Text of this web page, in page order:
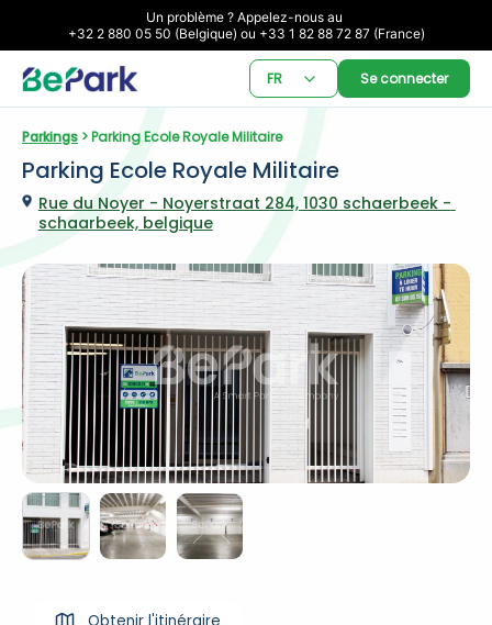
Un problème ? Appelez-nous au
+32 2 880 05 50 (Belgique) ou +33 1 82 88 72 87 (France)
FR Se connecter
Parkings > Parking Ecole Royale Militaire
Parking Ecole Royale Militaire
Rue du Noyer - Noyerstraat 284, 1030 schaerbeek -
schaarbeek, belgique
Obtenir l'itinéraire